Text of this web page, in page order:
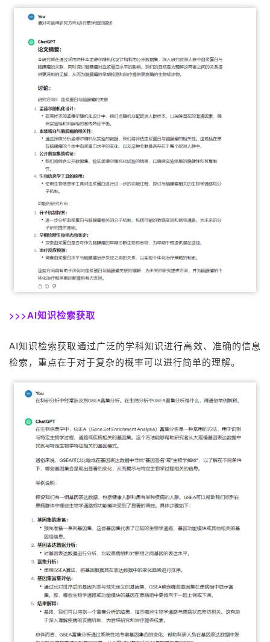
>>>AI知识检索获取
AI知识检索获取通过广泛的学科知识进行高效、准确的信息
检索，重点在于对于复杂的概率可以进行简单的理解。